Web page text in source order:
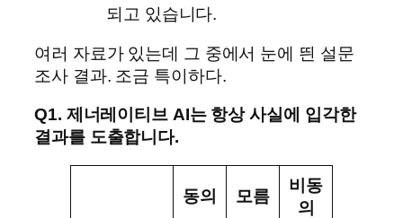
되고 있습니다.
여러 자료가 있는데 그 중에서 눈에 띈 설문
조사 결과. 조금 특이하다.
Q1. 제너레이티브 AI는 항상 사실에 입각한
결과를 도출합니다.
동의 모름
비동
의